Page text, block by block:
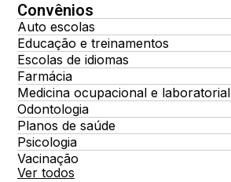
Convênios
Auto escolas
Educação e treinamentos
Escolas de idiomas
Farmácia
Medicina ocupacional e laboratorial
Odontologia
Planos de saúde
Psicologia
Vacinação
Ver todos